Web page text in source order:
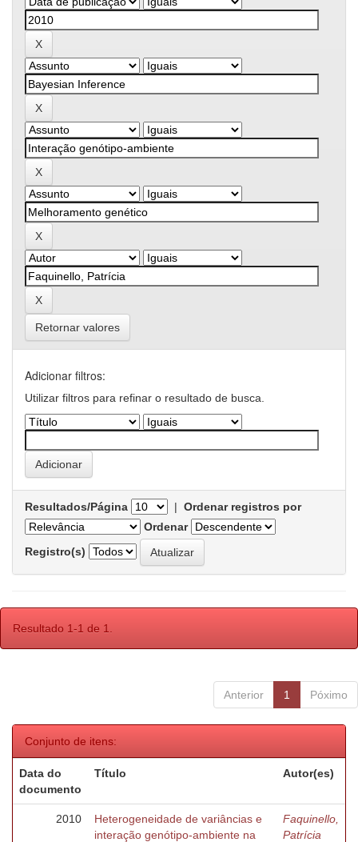
Retornar valores
Adicionar filtros:
Utilizar filtros para refinar o resultado de busca.
Resultados/Página | Ordenar registros por
Ordenar
Registro(s)
Resultado 1-1 de 1.
Anterior 1 Póximo
Conjunto de itens:
Data do
documento
Título Autor(es)
2010
Heterogeneidade de variâncias e
interação genótipo-ambiente na
Faquinello,
Patrícia